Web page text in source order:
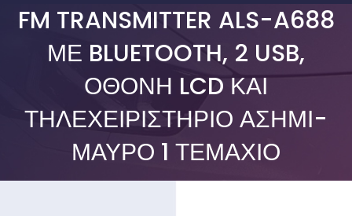
FM TRANSMITTER ALS-A688
ΜΕ BLUETOOTH, 2 USB,
ΟΘΌΝΗ LCD ΚΑΙ
ΤΗΛΕΧΕΙΡΙΣΤΉΡΙΟ ΑΣΗΜΊ-
ΜΑΎΡΟ 1 ΤΕΜΆΧΙΟ